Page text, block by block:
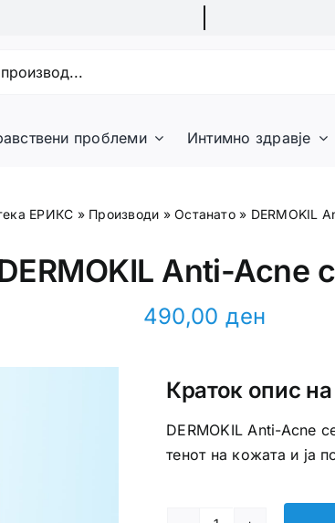
проблеми Интимно здравје
ЕРИКС » Производи »Останато» DERMOKIL
Anti-Acne
490,00ден
Краток опис
DERMOKIL Anti-Acne
тенот на кожата и ја